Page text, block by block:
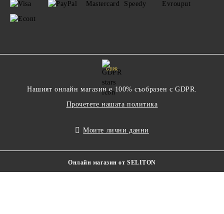
GDPR
Нашият онлайн магазин е 100% съобразен с GDPR.
Прочетете нашата политика
Моите лични данни
Онлайн магазин от SELITON